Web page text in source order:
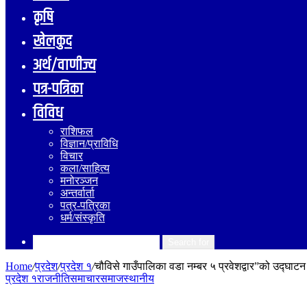
कृषि
खेलकुद
अर्थ/वाणीज्य
पत्र-पत्रिका
विविध
राशिफल
विज्ञान/प्राविधि
विचार
कला/साहित्य
मनोरञ्जन
अन्तर्वार्ता
पत्र-पत्रिका
धर्म/संस्कृति
Home/प्रदेश/प्रदेश १/चौविसे गाउँपालिका वडा नम्बर ५ प्रवेशद्वार”को
प्रदेश १राजनीतिसमाचारसमाजस्थानीय